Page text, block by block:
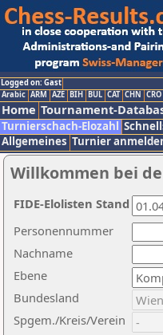
Logged on: Gast
Arabic ARM AZE BIH BUL CAT CHN CRO
Home Tournament-
Turnierschach-Elozahl
Allgemeines Turnier
Willkommen bei
Nachname
Ebene
Personennummer
Bundesland
Spgem./Kreis/Verein
FIDE-Elolisten Stand